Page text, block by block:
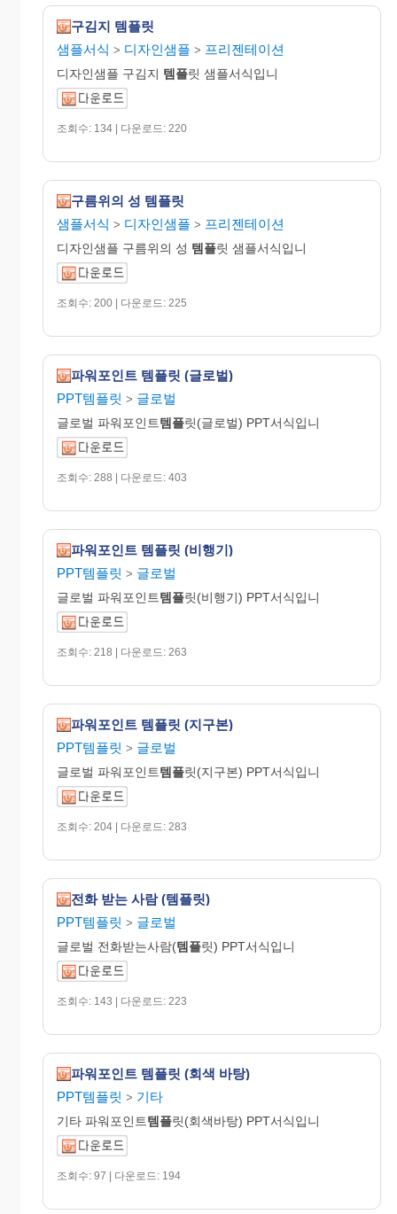
구김지 템플릿
샘플서식 > 디자인샘플 > 프리젠테이션
디자인샘플 구김지 템플릿 샘플서식입니
조회수: 134 | 다운로드: 220
구름위의 성 템플릿
샘플서식 > 디자인샘플 > 프리젠테이션
디자인샘플 구름위의 성 템플릿 샘플서식입니
조회수: 200 | 다운로드: 225
파워포인트 템플릿 (글로벌)
PPT템플릿 > 글로벌
글로벌 파워포인트템플릿(글로벌) PPT서식입니
조회수: 288 | 다운로드: 403
파워포인트 템플릿 (비행기)
PPT템플릿 > 글로벌
글로벌 파워포인트템플릿(비행기) PPT서식입니
조회수: 218 | 다운로드: 263
파워포인트 템플릿 (지구본)
PPT템플릿 > 글로벌
글로벌 파워포인트템플릿(지구본) PPT서식입니
조회수: 204 | 다운로드: 283
전화 받는 사람 (템플릿)
PPT템플릿 > 글로벌
글로벌 전화받는사람(템플릿) PPT서식입니
조회수: 143 | 다운로드: 223
파워포인트 템플릿 (회색 바탕)
PPT템플릿 > 기타
기타 파워포인트템플릿(회색바탕) PPT서식입니
조회수: 97 | 다운로드: 194